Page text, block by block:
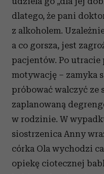
dlatego, że pani
z alkoholem.
a co gorsza, jest
pacjentów. Po
motywację – zamyka
próbować walczyć ze
zaplanowaną
w rodzinie. W
siostrzenica Anny
córka Ola wychodzi
opiekę ciotecznej